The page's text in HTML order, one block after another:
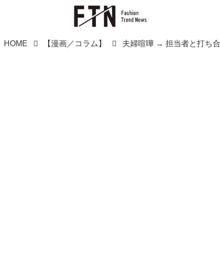
HOME 【漫画／コラム】